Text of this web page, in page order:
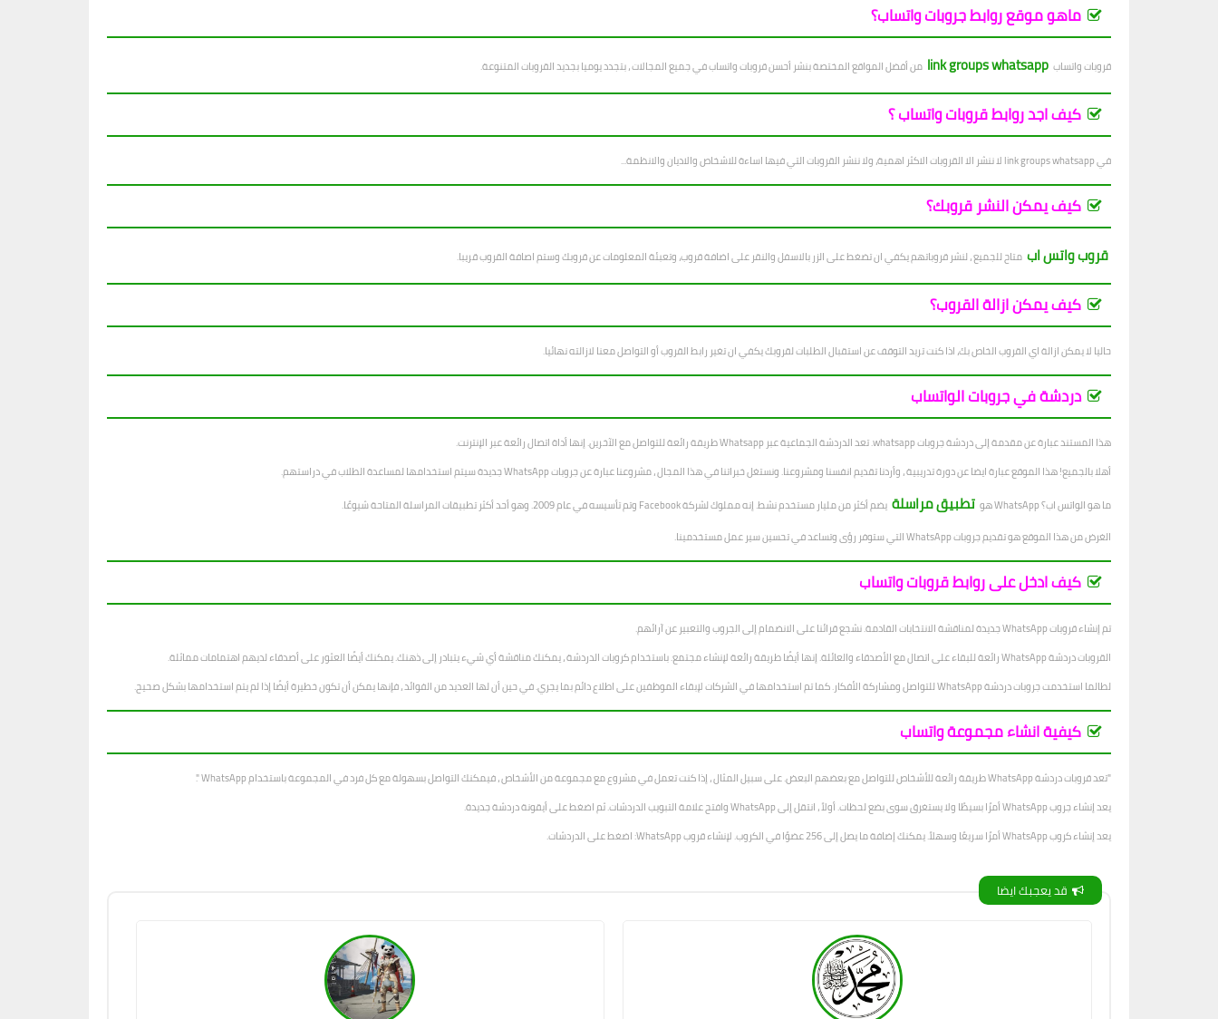
ماهو موقع روابط جروبات واتساب؟
قروبات واتساب link groups whatsapp من أفضل المواقع المختصة بنشر أحسن قروبات واتساب في جميع المجالات ، بتجدد يوميا بجديد القروبات المتنوعة.
كيف اجد روابط قروبات واتساب ؟
في link groups whatsapp لا ننشر الا القروبات الاكثر اهمية، ولا ننشر القروبات التي فيها اساءة للاشخاص والاديان والانظمة...
كيف يمكن النشر قروبك؟
قروب واتس اب متاح للجميع ، لنشر قروباتهم يكفي ان تضغط على الزر بالاسفل والنقر على اضافة قروب، وتعبئة المعلومات عن قروبك وستم اصافة القروب قريبا.
كيف يمكن ازالة القروب؟
حاليا لا يمكن ازالة اي القروب الخاص بك، اذا كنت تريد التوقف عن استقبال الطلبات لقروبك يكفي ان تغير رابط القروب أو التواصل معنا لازالته نهائيا.
دردشة في جروبات الواتساب
هذا المستند عبارة عن مقدمة إلى دردشة جروبات whatsapp. تعد الدردشة الجماعية عبر Whatsapp طريقة رائعة للتواصل مع الآخرين. إنها أداة اتصال رائعة عبر الإنترنت.
أهلا بالجميع! هذا الموقع عبارة ايضا عن دورة تدريبية ، وأردنا تقديم انفسنا ومشروعنا. ونستغل خبراتنا في هذا المجال ، مشروعنا عبارة عن جروبات WhatsApp جديدة سيتم استخدامها لمساعدة الطلاب في دراستهم.
ما هو الواتس اب؟ WhatsApp هو
تطبيق مراسلة يضم أكثر من مليار مستخدم نشط. إنه مملوك لشركة Facebook وتم تأسيسه في عام 2009. وهو أحد أكثر تطبيقات المراسلة المتاحة شيوعًا.
الغرض من هذا الموقع هو تقديم جروبات WhatsApp التي ستوفر رؤى وتساعد في تحسين سير عمل مستخدمينا.
كيف ادخل على روابط قروبات واتساب
تم إنشاء قروبات WhatsApp جديدة لمناقشة الانتخابات القادمة. نشجع قرائنا على الانضمام إلى الجروب والتعبير عن آرائهم.
القروبات دردشة WhatsApp رائعة للبقاء على اتصال مع الأصدقاء والعائلة. إنها أيضًا طريقة رائعة لإنشاء مجتمع. باستخدام كروبات الدردشة ، يمكنك مناقشة أي شيء يتبادر إلى ذهنك. يمكنك أيضًا العثور على أصدقاء لديهم اهتمامات مماثلة.
لطالما استخدمت جروبات دردشة WhatsApp للتواصل ومشاركة الأفكار. كما تم استخدامها في الشركات لإبقاء الموظفين على اطلاع دائم بما يجري. في حين أن لها العديد من الفوائد ، فإنها يمكن أن تكون خطيرة أيضًا إذا لم يتم استخدامها بشكل صحيح.
كيفية انشاء مجموعة واتساب
"تعد قروبات دردشة WhatsApp طريقة رائعة للأشخاص للتواصل مع بعضهم البعض. على سبيل المثال ، إذا كنت تعمل في مشروع مع مجموعة من الأشخاص ، فيمكنك التواصل بسهولة مع كل فرد في المجموعة باستخدام WhatsApp ".
يعد إنشاء جروب WhatsApp أمرًا بسيطًا ولا يستغرق سوى بضع لحظات. أولاً ، انتقل إلى WhatsApp وافتح علامة التبويب الدردشات. ثم اضغط على أيقونة دردشة جديدة.
يعد إنشاء كروب WhatsApp أمرًا سريعًا وسهلاً. يمكنك إضافة ما يصل إلى 256 عضوًا في الكروب. لإنشاء قروب WhatsApp: اضغط على الدردشات.
قد يعجبك ايضا